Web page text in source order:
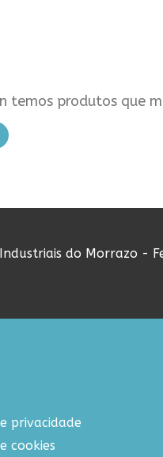
temos produtos que
do Morrazo -
privacidade
cookies